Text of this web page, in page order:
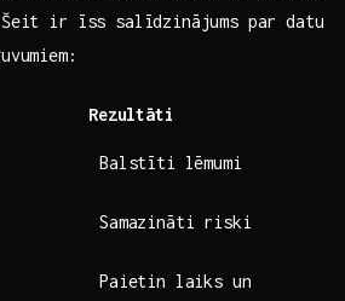
Šeit ir īss salīdzinājums‍ par datu⁣
Rezultāti
Balstīti lēmumi
Samazināti riski
Paietin laiks un‍